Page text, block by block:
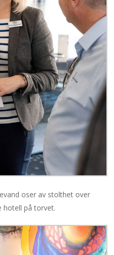
oser av stolthet over
hotell på torvet.